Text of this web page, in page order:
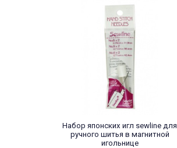
Набор японских игл sewline для
ручного шитья в магнитной
игольнице